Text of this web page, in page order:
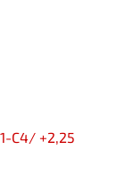
C4/ +2,25